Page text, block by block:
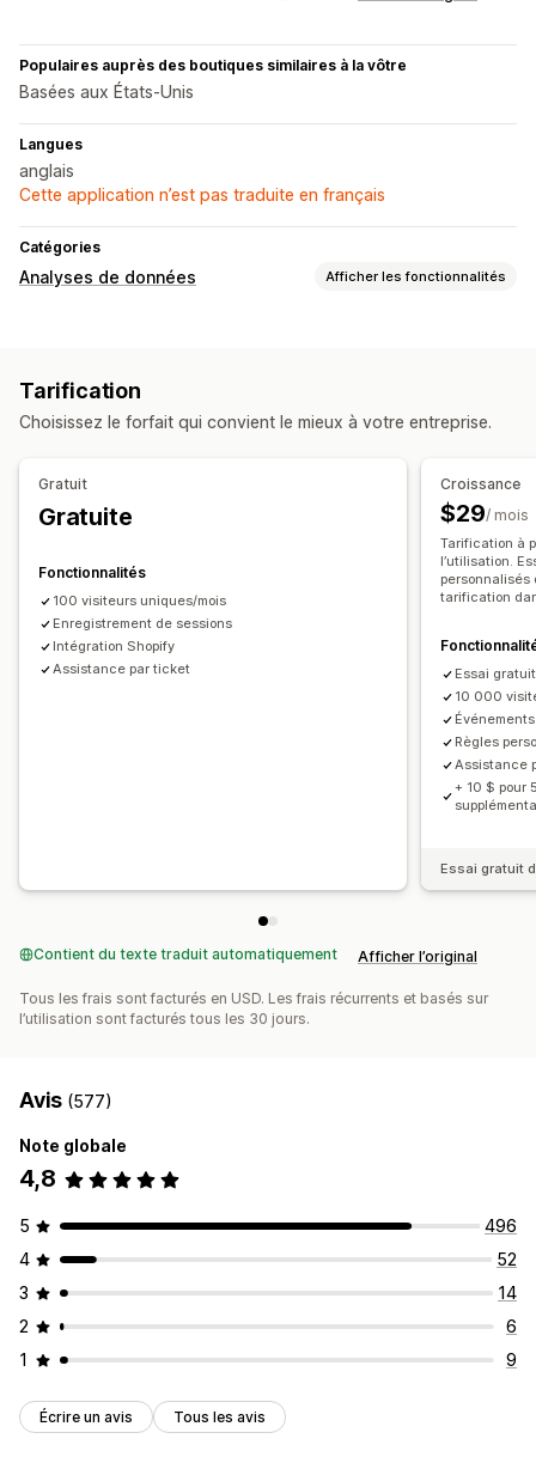
Populaires auprès des boutiques similaires à la vôtre
Basées aux États-Unis
Langues
anglais
Cette application n’est pas traduite en français
Catégories
Analyses de données Afficher les fonctionnalités
Relecture de session
Segmentation Pages vues Adresse IP du visiteur
Retour sur investissement publicitaire (ROAS)
Informations sur les bénéfices
Analyse de l’entonnoir Suivi UTM
Supports visuels et rapports
Tarification
Choisissez le forfait qui convient le mieux à votre entreprise.
Gratuit
Gratuite
Fonctionnalités
100 visiteurs uniques/mois
Enregistrement de sessions
Intégration Shopify
Assistance par ticket
Croissance
$29/ mois
Tarification à
l’utilisation.
personnalisés
tarification
Essai
10 000
Règles
Assistance
+ 10 $ pour
Essai gratuit
Contient du texte traduit automatiquement Afficher l’original
Tous les frais sont facturés en USD. Les frais récurrents et basés sur
l’utilisation sont facturés tous les 30 jours.
Avis (577)
Note globale
4,8
5
496
4
52
3
14
2
6
1
9
Écrire un avis Tous les avis